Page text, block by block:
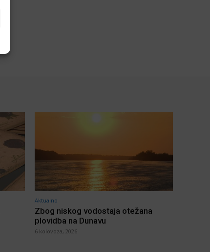
Aktualno
Zbog niskog vodostaja otežana
plovidba na Dunavu
6 kolovoza, 2026